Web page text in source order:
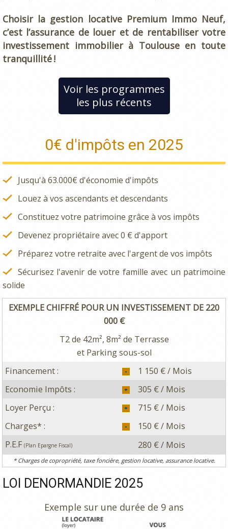
Choisir la gestion locative Premium Immo Neuf,
c’est l’assurance de louer et de rentabiliser votre
investissement immobilier à Toulouse en toute
tranquillité !
Voir les programmes
les plus récents
0€ d'impôts en 2025
Jusqu'à 63.000€ d'économie d'impôts
Louez à vos ascendants et descendants
Constituez votre patrimoine grâce à vos impôts
Devenez propriétaire avec 0 € d'apport
Préparez votre retraite avec l'argent de vos impôts
Sécurisez l'avenir de votre famille avec un patrimoine
solide
EXEMPLE CHIFFRÉ POUR UN INVESTISSEMENT DE 220
000 €
T2 de 42m², 8m² de Terrasse
et Parking sous-sol
Financement :
1 150 € / Mois
Economie Impôts :
305 € / Mois
Loyer Perçu :
715 € / Mois
Charges* :
150 € / Mois
P.E.F (Plan Epargne Fiscal) 280 € / Mois
* Charges de copropriété, taxe foncière, gestion locative, assurance locative.
LOI DENORMANDIE 2025
Exemple sur une durée de 9 ans